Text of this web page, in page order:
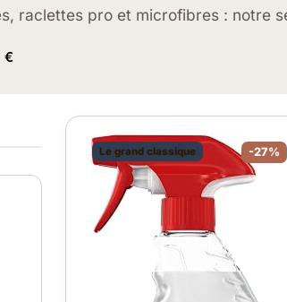
raclettes pro et microfibres : notre
€
Le grand classique -27%